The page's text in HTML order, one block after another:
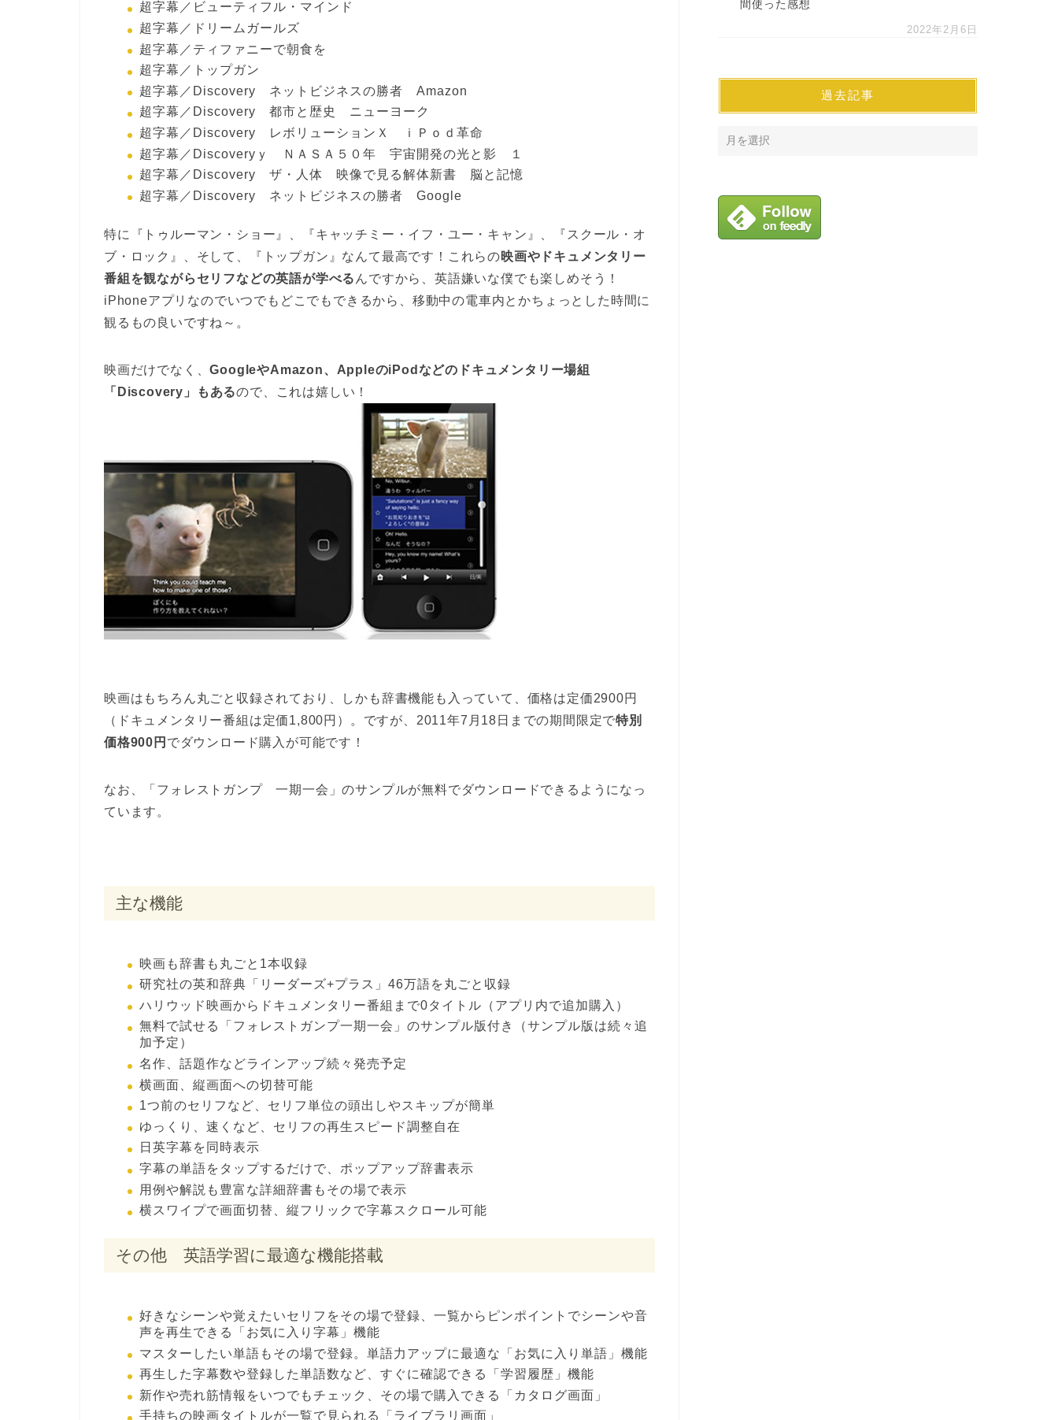
超字幕／ビューティフル・マインド
超字幕／ドリームガールズ
超字幕／ティファニーで朝食を
超字幕／トップガン
超字幕／Discovery ネットビジネスの勝者 Amazon
超字幕／Discovery 都市と歴史 ニューヨーク
超字幕／Discovery レボリューションＸ ｉＰｏｄ革命
超字幕／Discoveryｙ ＮＡＳＡ５０年 宇宙開発の光と影 １
超字幕／Discovery ザ・人体 映像で見る解体新書 脳と記憶
超字幕／Discovery ネットビジネスの勝者 Google
特に『トゥルーマン・ショー』、『キャッチミー・イフ・ユー・キャン』、『スクール・オ
ブ・ロック』、そして、『トップガン』なんて最高です！これらの映画やドキュメンタリー
番組を観ながらセリフなどの英語が学べる んですから、英語嫌いな僕でも楽しめそう！
iPhoneアプリなのでいつでもどこでもできるから、移動中の電車内とかちょっとした時間に
観るもの良いですね～。
映画だけでなく、GoogleやAmazon、AppleのiPodなどのドキュメンタリー場組
「Discovery」もあるので、これは嬉しい！
映画はもちろん丸ごと収録されており、しかも辞書機能も入っていて、価格は定価2900円
（ドキュメンタリー番組は定価1,800円）。ですが、2011年7月18日までの期間限定で特別
価格900円 でダウンロード購入が可能です！
なお、「フォレストガンプ 一期一会」のサンプルが無料でダウンロードできるようになっ
ています。
主な機能
映画も辞書も丸ごと1本収録
研究社の英和辞典「リーダーズ+プラス」46万語を丸ごと収録
ハリウッド映画からドキュメンタリー番組まで0タイトル（アプリ内で追加購入）
無料で試せる「フォレストガンプ一期一会」のサンプル版付き（サンプル版は続々追
加予定）
名作、話題作などラインアップ続々発売予定
横画面、縦画面への切替可能
1つ前のセリフなど、セリフ単位の頭出しやスキップが簡単
ゆっくり、速くなど、セリフの再生スピード調整自在
日英字幕を同時表示
字幕の単語をタップするだけで、ポップアップ辞書表示
用例や解説も豊富な詳細辞書もその場で表示
横スワイプで画面切替、縦フリックで字幕スクロール可能
その他 英語学習に最適な機能搭載
好きなシーンや覚えたいセリフをその場で登録、一覧からピンポイントでシーンや音
声を再生できる「お気に入り字幕」機能
マスターしたい単語もその場で登録。単語力アップに最適な「お気に入り単語」機能
再生した字幕数や登録した単語数など、すぐに確認できる「学習履歴」機能
新作や売れ筋情報をいつでもチェック、その場で購入できる「カタログ画面」
手持ちの映画タイトルが一覧で見られる「ライブラリ画面」
間使った感想
2022年2月6日
過去記事